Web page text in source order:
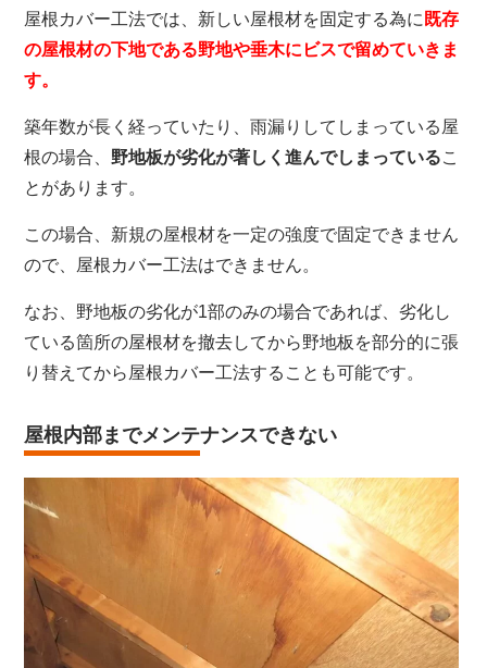
屋根カバー工法では、新しい屋根材を固定する為に 既存
の屋根材の下地である野地や垂木にビスで留めていきま
す。
築年数が長く経っていたり、雨漏りしてしまっている屋
根の場合、 野地板が劣化が著しく進んでしまっているこ
とがあります。
この場合、新規の屋根材を一定の強度で固定できません
ので、屋根カバー工法はできません。
なお、野地板の劣化が1部のみの場合であれば、劣化し
ている箇所の屋根材を撤去してから野地板を部分的に張
り替えてから屋根カバー工法することも可能です。
屋根内部までメンテナンスできない